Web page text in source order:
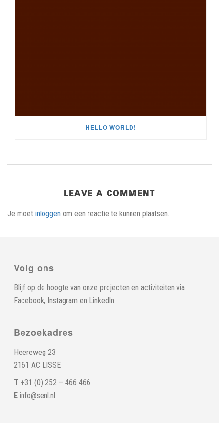
HELLO WORLD!
LEAVE A COMMENT
Je moet inloggen om een reactie te kunnen plaatsen.
Volg ons
Blijf op de hoogte van onze projecten en activiteiten via
Facebook, Instagram en LinkedIn
Bezoekadres
Heereweg 23
2161 AC LISSE
T +31 (0) 252 – 466 466
E info@senl.nl